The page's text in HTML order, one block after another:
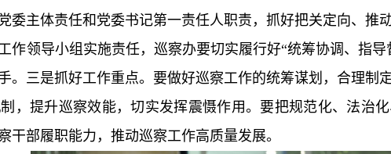
委主体责任和党委书记第一责任人职责，抓好把关定向、推
作领导小组实施责任，巡察办要切实履行好“统筹协调、指
。三是抓好工作重点。要做好巡察工作的统筹谋划，合理制
，提升巡察效能，切实发挥震慑作用。要把规范化、法治
干部履职能力，推动巡察工作高质量发展。